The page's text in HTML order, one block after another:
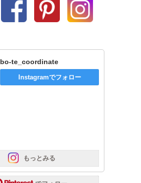
bo-te_coordinate
Instagramでフォロー
もっとみる